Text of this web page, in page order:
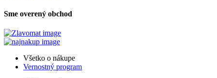
Sme overený obchod
Všetko o nákupe
Vernostný program